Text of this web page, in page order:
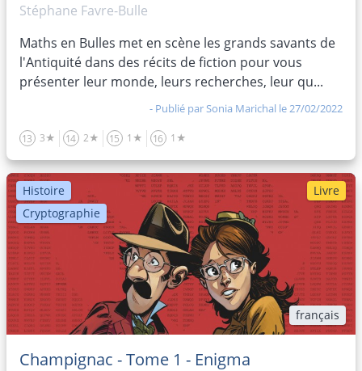
Stéphane Favre-Bulle
Maths en Bulles met en scène les grands savants de
l'Antiquité dans des récits de fiction pour vous
présenter leur monde, leurs recherches, leur qu...
- Publié parSonia Marichal le 27/02/2022
13 3★ 14 2★ 15 1★ 16 1★
Histoire
Cryptographie
Livre
français
Champignac - Tome 1 - Enigma